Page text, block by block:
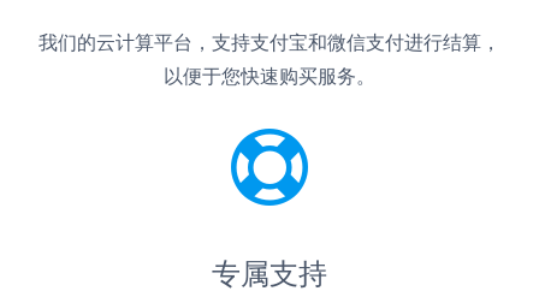
我们的云计算平台，支持支付宝和微信支付进行结算，
以便于您快速购买服务。
专属支持